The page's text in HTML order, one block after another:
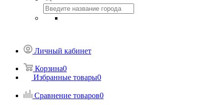
Личный кабинет
Корзина0
Избранные товары0
Сравнение товаров0